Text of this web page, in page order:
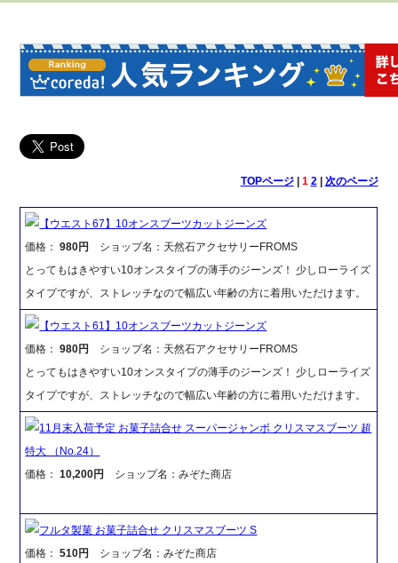
TOPページ| 1 2| 次のページ
【ウエスト67】10オンスブーツカットジーンズ
価格：980円
ショップ名：天然石アクセサリーFROMS
とってもはきやすい10オンスタイプの薄手のジーンズ！ 少しローライズ
タイプですが、ストレッチなので幅広い年齢の方に着用いただけます。
【ウエスト61】10オンスブーツカットジーンズ
価格：980円
ショップ名：天然石アクセサリーFROMS
とってもはきやすい10オンスタイプの薄手のジーンズ！ 少しローライズ
タイプですが、ストレッチなので幅広い年齢の方に着用いただけます。
11月末入荷予定 お菓子詰合せ スーパージャンボ クリスマスブーツ 超
特大 （No.24）
価格：10,200円 ショップ名：みぞた商店
フルタ製菓 お菓子詰合せ クリスマスブーツ S
価格：510円 ショップ名：みぞた商店